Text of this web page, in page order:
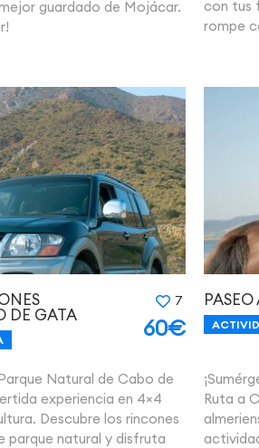
guardado de Mojácar.
con tus
rompe
DE GATA
7
60€
Natural de Cabo de
experiencia en 4×4
Descubre los rincones
parque natural y disfruta
Ruta a